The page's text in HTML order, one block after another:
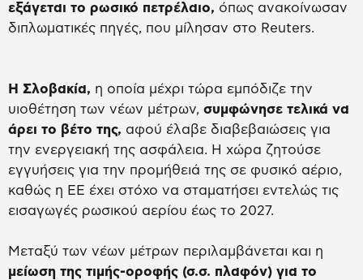
εξάγεται το ρωσικό πετρέλαιο, όπως ανακοίνωσαν
διπλωματικές πηγές, που μίλησαν στο Reuters.
Η Σλοβακία, η οποία μέχρι τώρα εμπόδιζε την
υιοθέτηση των νέων μέτρων, συμφώνησε τελικά να
άρει το βέτο της, αφού έλαβε διαβεβαιώσεις για
την ενεργειακή της ασφάλεια. Η χώρα ζητούσε
εγγυήσεις για την προμήθειά της σε φυσικό αέριο,
καθώς η ΕΕ έχει στόχο να σταματήσει εντελώς τις
εισαγωγές ρωσικού αερίου έως το 2027.
Μεταξύ των νέων μέτρων περιλαμβάνεται και η
μείωση της τιμής-οροφής (σ.σ. πλαφόν) για το